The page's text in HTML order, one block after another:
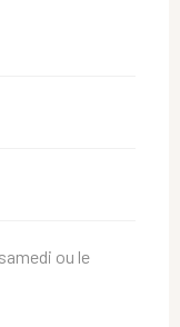
ou le